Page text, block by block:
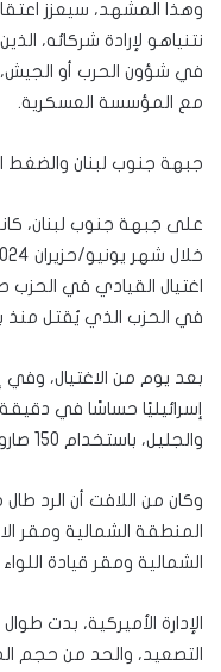
وهذا المشهد، سيعزز اعتقاد
نتنياهو لإرادة شركائه،
في شؤون الحرب أو الجيش،
مع المؤسسة العسكرية.
جبهة جنوب لبنان والضغط
على جبهة جنوب لبنان،
اغتيال القيادي في الحزب
في الحزب الذي يُقتل منذ
إسرائيليًا حساسًا في
والجليل، باستخدام 150 صاروخًا و30 مسيرة انقضاضية.
وكان من اللافت أن الرد
المنطقة الشمالية ومقر
الشمالية ومقر قيادة
الإدارة الأميركية، بدت
التصعيد، والحد من حجم